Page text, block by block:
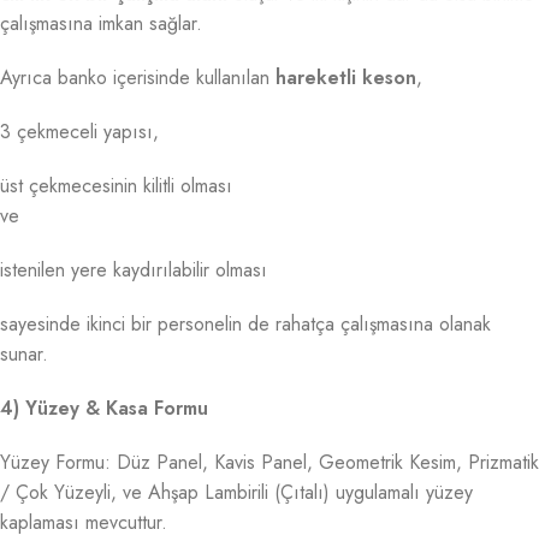
çalışmasına imkan sağlar.
Ayrıca banko içerisinde kullanılan hareketli keson,
3 çekmeceli yapısı,
üst çekmecesinin kilitli olması
ve
istenilen yere kaydırılabilir olması
sayesinde ikinci bir personelin de rahatça çalışmasına olanak
sunar.
4) Yüzey & Kasa Formu
Yüzey Formu: Düz Panel, Kavis Panel, Geometrik Kesim, Prizmatik
/ Çok Yüzeyli, ve Ahşap Lambirili (Çıtalı) uygulamalı yüzey
kaplaması mevcuttur.